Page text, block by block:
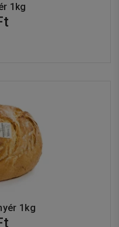
1kg
1kg